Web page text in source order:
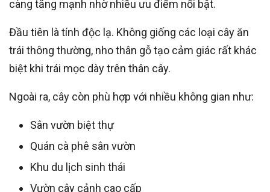
càng tăng mạnh nhờ nhiều ưu điểm nổi bật.
Đầu tiên là tính độc lạ. Không giống các loại cây ăn
trái thông thường, nho thân gỗ tạo cảm giác rất khác
biệt khi trái mọc dày trên thân cây.
Ngoài ra, cây còn phù hợp với nhiều không gian như:
Sân vườn biệt thự
Quán cà phê sân vườn
Khu du lịch sinh thái
Vườn cây cảnh cao cấp